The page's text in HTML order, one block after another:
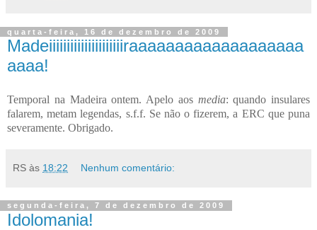
quarta-feira, 16 de dezembro de 2009
Madeiiiiiiiiiiiiiiiiiiiiiraaaaaaaaaaaaaaaaaaa
aaaa!
Temporal na Madeira ontem. Apelo aos media: quando insulares
falarem, metam legendas, s.f.f. Se não o fizerem, a ERC que puna
severamente. Obrigado.
RS às 18:22 Nenhum comentário:
segunda-feira, 7 de dezembro de 2009
Idolomania!